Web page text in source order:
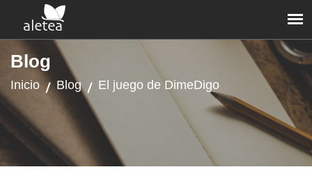
Blog
Inicio Blog El juego de DimeDigo